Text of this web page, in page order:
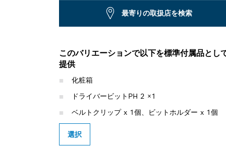
最寄りの取扱店を検索
このバリエーションで以下を標準付属品とし
提供
化粧箱
ドライバービットPH 2 ×1
ベルトクリップ x 1個、ビットホルダー x 1個
選択